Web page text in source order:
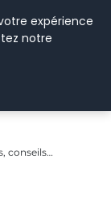
conseils…
expérience
notre